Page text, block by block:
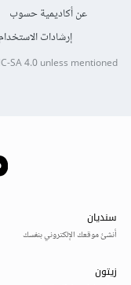
عن أكاديمية حسوب
إرشادات الاستخدام
SA 4.0unless mentioned